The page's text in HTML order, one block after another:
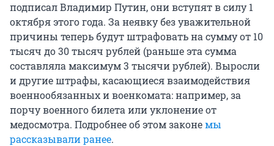
подписал Владимир Путин, они вступят в силу 1
октября этого года. За неявку без уважительной
причины теперь будут штрафовать на сумму от 10
тысяч до 30 тысяч рублей (раньше эта сумма
составляла максимум 3 тысячи рублей). Выросли
и другие штрафы, касающиеся взаимодействия
военнообязанных и военкомата: например, за
порчу военного билета или уклонение от
медосмотра. Подробнее об этом законемы
рассказывали ранее.